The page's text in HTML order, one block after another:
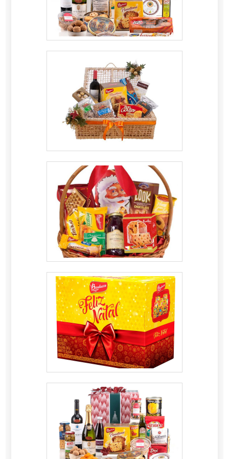
que há de melhor em cestas básicas. É sempre
a opção mais confiável, disponibilizando itens
como achocolatado e papel higiênico com
ótima qualidade e precisão.Se diferenciando
também proporcionar um atendimento
cuidadoso e que busca a satisfação do cliente.
A Casa da Cesta Básica é uma empresa que
tem sido apontada de forma positiva no
mercado pela idoneidade em tudo o que faz,
garantindo o sucesso dos clientes de ponta a